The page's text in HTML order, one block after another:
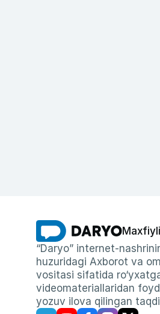
“Daryo” internet-
huzuridagi Axborot va
vositasi sifatida
videomateriallaridan
yozuv ilova qilingan